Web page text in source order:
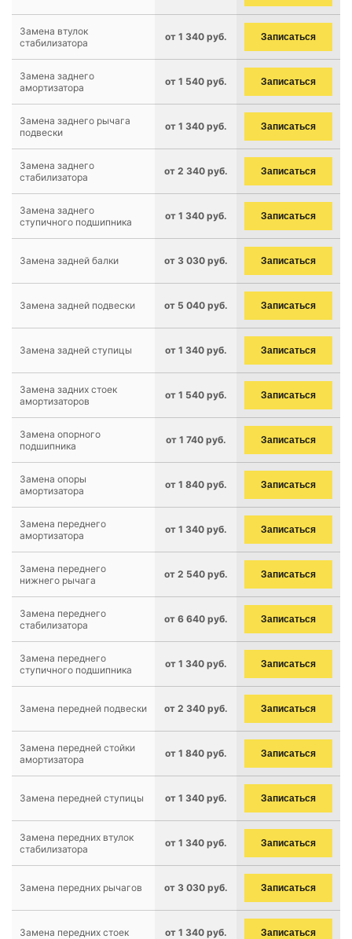
Замена втулок
стабилизатора
от 1 340 руб. Записаться
Замена заднего
амортизатора
от 1 540 руб. Записаться
Замена заднего рычага
подвески
от 1 340 руб. Записаться
Замена заднего
стабилизатора
от 2 340 руб. Записаться
Замена заднего
ступичного подшипника
от 1 340 руб. Записаться
Замена задней балки от 3 030 руб. Записаться
Замена задней подвески от 5 040 руб. Записаться
Замена задней ступицы от 1 340 руб. Записаться
Замена задних стоек
амортизаторов
от 1 540 руб. Записаться
Замена опорного
подшипника
от 1 740 руб. Записаться
Замена опоры
амортизатора
от 1 840 руб. Записаться
Замена переднего
амортизатора
от 1 340 руб. Записаться
Замена переднего
нижнего рычага
от 2 540 руб. Записаться
Замена переднего
стабилизатора
от 6 640 руб. Записаться
Замена переднего
ступичного подшипника
от 1 340 руб. Записаться
Замена передней подвески от 2 340 руб. Записаться
Замена передней стойки
амортизатора
от 1 840 руб. Записаться
Замена передней ступицы от 1 340 руб. Записаться
Замена передних втулок
стабилизатора
от 1 340 руб. Записаться
Замена передних рычагов от 3 030 руб. Записаться
Замена передних стоек от 1 340 руб. Записаться